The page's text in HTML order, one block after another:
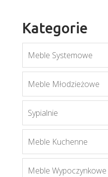
Kategorie
Meble Systemowe
Meble Młodzieżowe
Sypialnie
Meble Kuchenne
Meble Wypoczynkowe